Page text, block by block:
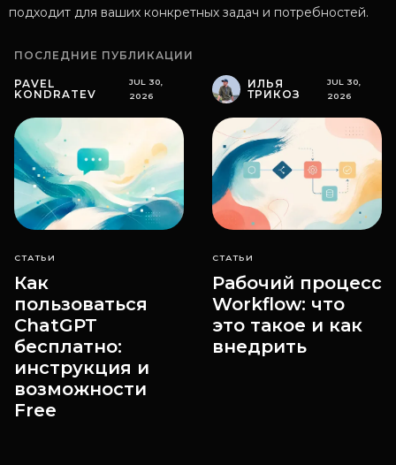
подходит для ваших конкретных задач и потребностей.
ПОСЛЕДНИЕ ПУБЛИКАЦИИ
PAVEL
KONDRATEV
JUL 30,
2026
СТАТЬИ
Как
пользоваться
ChatGPT
бесплатно:
инструкция и
возможности
Free
ИЛЬЯ
ТРИКОЗ
JUL 30,
2026
СТАТЬИ
Рабочий процесс
Workflow: что
это такое и как
внедрить